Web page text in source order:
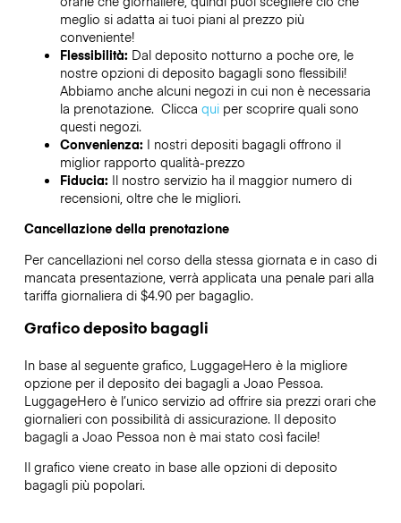
meglio si adatta ai tuoi piani al prezzo più
conveniente!
Flessibilità: Dal deposito notturno a poche ore, le
nostre opzioni di deposito bagagli sono flessibili!
Abbiamo anche alcuni negozi in cui non è necessaria
la prenotazione. Clicca quiper scoprire quali sono
questi negozi.
Convenienza: I nostri depositi bagagli offrono il
miglior rapporto qualità-prezzo
Fiducia: Il nostro servizio ha il maggior numero di
recensioni, oltre che le migliori.
Cancellazione della prenotazione
Per cancellazioni nel corso della stessa giornata e in caso di
mancata presentazione, verrà applicata una penale pari alla
tariffa giornaliera di $4.90 per bagaglio.
Grafico deposito bagagli
In base al seguente grafico, LuggageHero è la migliore
opzione per il deposito dei bagagli a Joao Pessoa.
LuggageHero è l’unico servizio ad offrire sia prezzi orari che
giornalieri con possibilità di assicurazione. Il deposito
bagagli a Joao Pessoa non è mai stato così facile!
Il grafico viene creato in base alle opzioni di deposito
bagagli più popolari.